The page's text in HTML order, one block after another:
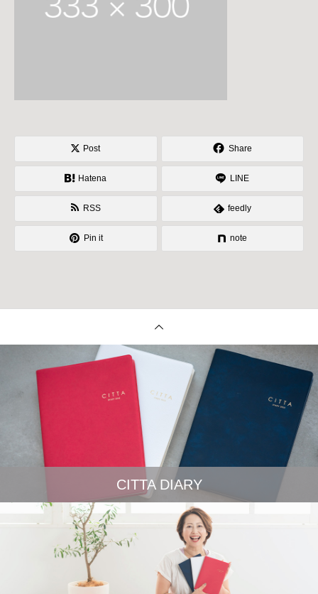
Post Share
Hatena LINE
RSS feedly
Pin it note
CITTA DIARY